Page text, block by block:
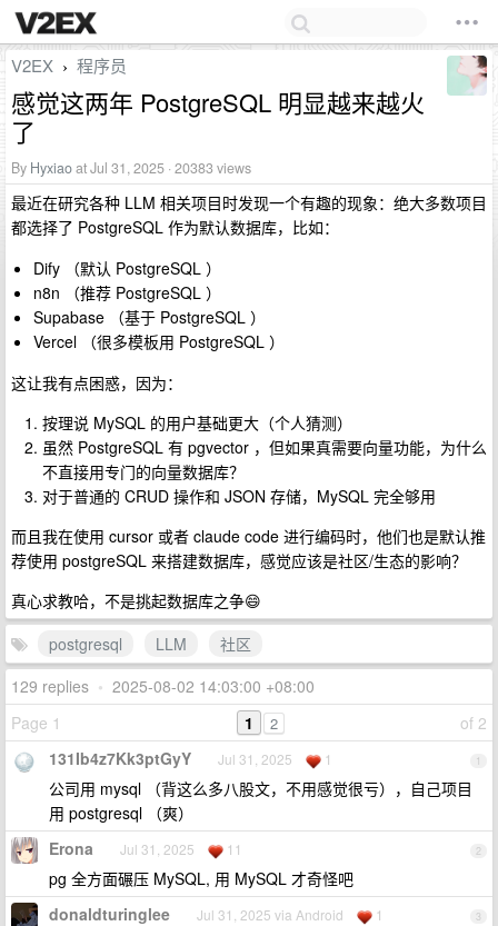
V2EX › 程序员
感觉这两年 PostgreSQL 明显越来越火
了
By Hyxiaoat Jul 31, 2025 · 20383 views
最近在研究各种 LLM 相关项目时发现一个有趣的现象：绝大多数项目
都选择了 PostgreSQL 作为默认数据库，比如：
Dify （默认 PostgreSQL ）
n8n （推荐 PostgreSQL ）
Supabase （基于 PostgreSQL ）
Vercel （很多模板用 PostgreSQL ）
这让我有点困惑，因为：
按理说 MySQL 的用户基础更大（个人猜测）
虽然 PostgreSQL 有 pgvector ，但如果真需要向量功能，为什么
不直接用专门的向量数据库？
对于普通的 CRUD 操作和 JSON 存储，MySQL 完全够用
而且我在使用 cursor 或者 claude code 进行编码时，他们也是默认推
荐使用 postgreSQL 来搭建数据库，感觉应该是社区/生态的影响？
真心求教哈，不是挑起数据库之争😄
postgresql
LLM
社区
129 replies • 2025-08-02 14:03:00 +08:00
Page 1
of 2
1 2
1
131Ib4z7Kk3ptGyY Jul 31, 2025 1
公司用 mysql （背这么多八股文，不用感觉很亏），自己项目
用 postgresql （爽）
2
Erona Jul 31, 2025 11
pg 全方面碾压 MySQL, 用 MySQL 才奇怪吧
3
donaldturinglee Jul 31, 2025 via Android 1